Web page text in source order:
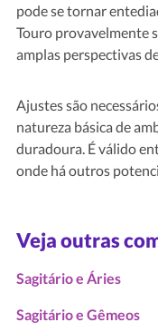
pode se tornar
Touro provavelmente
amplas perspectivas
Ajustes são
natureza básica de
duradoura. É válido
onde há outros
Veja outras
Sagitário e Áries
Sagitário e Gêmeos